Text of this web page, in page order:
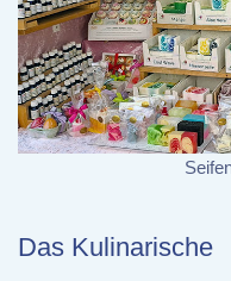
Das Kulinarische